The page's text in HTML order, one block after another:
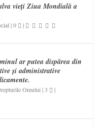
vieți Ziua Mondială a
|0 |
ar putea dispărea din
și administrative
Omului |3 |